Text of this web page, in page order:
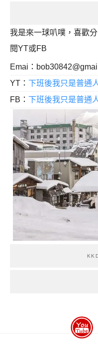
我是來一球叭噗，喜歡
閱YT或FB
Emai：
YT： 下班後我只是普通
FB： 下班後我只是普通